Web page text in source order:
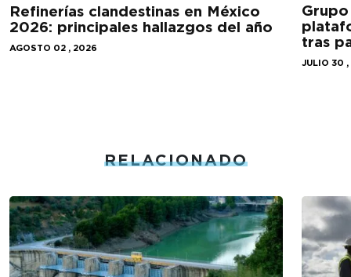
Refinerías clandestinas en México
2026: principales hallazgos del año
AGOSTO 02 , 2026
tras
JULIO 30
RELACIONADO